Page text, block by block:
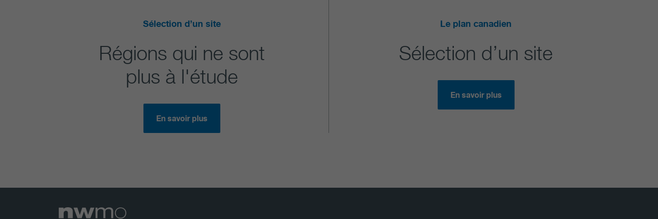
Sélection d’un site
Régions qui ne sont
plus à l'étude
En savoir plus
Le plan canadien
Sélection d’un site
En savoir plus